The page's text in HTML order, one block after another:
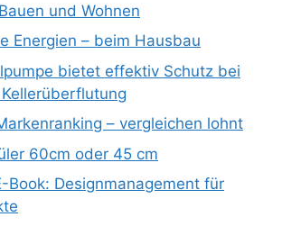
und Wohnen
Energien – beim Hausbau
bietet effektiv Schutz bei
– vergleichen lohnt
60cm oder 45 cm
Book: Designmanagement für